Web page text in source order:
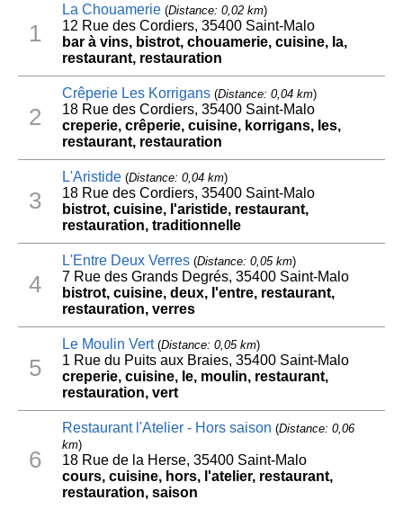
1
La Chouamerie(Distance: 0,02 km)
12 Rue des Cordiers, 35400 Saint-Malo
bar à vins, bistrot, chouamerie, cuisine, la,
restaurant, restauration
2
Crêperie Les Korrigans(Distance: 0,04 km)
18 Rue des Cordiers, 35400 Saint-Malo
creperie, crêperie, cuisine, korrigans, les,
restaurant, restauration
3
L'Aristide(Distance: 0,04 km)
18 Rue des Cordiers, 35400 Saint-Malo
bistrot, cuisine, l'aristide, restaurant,
restauration, traditionnelle
4
L'Entre Deux Verres(Distance: 0,05 km)
7 Rue des Grands Degrés, 35400 Saint-Malo
bistrot, cuisine, deux, l'entre, restaurant,
restauration, verres
5
Le Moulin Vert(Distance: 0,05 km)
1 Rue du Puits aux Braies, 35400 Saint-Malo
creperie, cuisine, le, moulin, restaurant,
restauration, vert
6
Restaurant l'Atelier - Hors saison (Distance: 0,06
km)
18 Rue de la Herse, 35400 Saint-Malo
cours, cuisine, hors, l'atelier, restaurant,
restauration, saison